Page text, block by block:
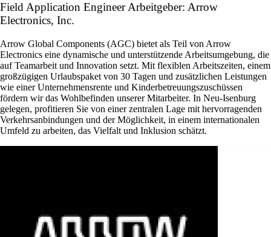
Field Application Engineer Arbeitgeber: Arrow
Electronics, Inc.
Arrow Global Components (AGC) bietet als Teil von Arrow
Electronics eine dynamische und unterstützende Arbeitsumgebung, die
auf Teamarbeit und Innovation setzt. Mit flexiblen Arbeitszeiten, einem
großzügigen Urlaubspaket von 30 Tagen und zusätzlichen Leistungen
wie einer Unternehmensrente und Kinderbetreuungszuschüssen
fördern wir das Wohlbefinden unserer Mitarbeiter. In Neu-Isenburg
gelegen, profitieren Sie von einer zentralen Lage mit hervorragenden
Verkehrsanbindungen und der Möglichkeit, in einem internationalen
Umfeld zu arbeiten, das Vielfalt und Inklusion schätzt.